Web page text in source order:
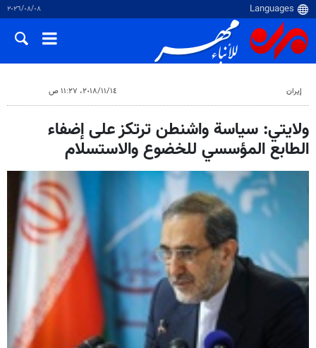
٠٨‏/٠٨‏/٢٠٢٦
إيران ١٤‏/١١‏/٢٠١٨، ١١:٢٧ ص
ولايتي: سياسة واشنطن ترتكز على إضفاء
الطابع المؤسسي للخضوع والاستسلام